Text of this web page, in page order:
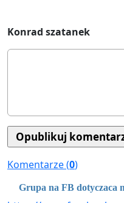
Konrad szatanek
Komentarze (0)
Grupa na FB dotyczaca